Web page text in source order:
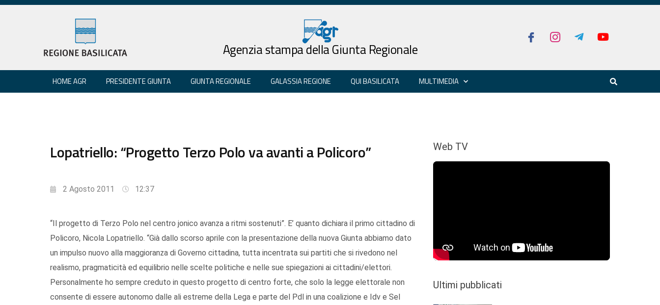
Agenzia stampa della Giunta Regionale
HOME AGR PRESIDENTE GIUNTA GIUNTA REGIONALE GALASSIA REGIONE QUI BASILICATA MULTIMEDIA
Lopatriello: “Progetto Terzo Polo va avanti a Policoro”
2 Agosto 2011 12:37
“Il progetto di Terzo Polo nel centro jonico avanza a ritmi sostenuti”. E’ quanto dichiara il primo cittadino di
Policoro, Nicola Lopatriello. “Già dallo scorso aprile con la presentazione della nuova Giunta abbiamo dato
un impulso nuovo alla maggioranza di Governo cittadina, tutta incentrata sui partiti che si rivedono nel
realismo, pragmaticità ed equilibrio nelle scelte politiche e nelle sue spiegazioni ai cittadini/elettori.
Personalmente ho sempre creduto in questo progetto di centro forte, che solo la legge elettorale non
consente di essere autonomo dalle ali estreme della Lega e parte del Pdl in una coalizione e Idv e Sel
Web TV
Ultimi pubblicati